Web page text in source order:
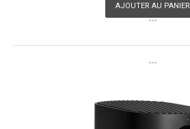
AJOUTER AU PANIER
```
```